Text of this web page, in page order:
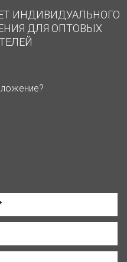
ИНДИВИДУАЛЬНОГО
ДЛЯ ОПТОВЫХ